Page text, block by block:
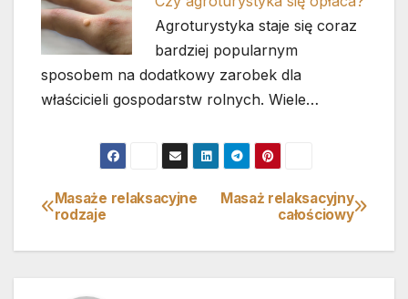
Agroturystyka staje się coraz
bardziej popularnym
sposobem na dodatkowy zarobek dla
właścicieli gospodarstw rolnych. Wiele…
Nawigacja
wpisu
Masaż relaksacyjny
całościowy
Masaże relaksacyjne
rodzaje